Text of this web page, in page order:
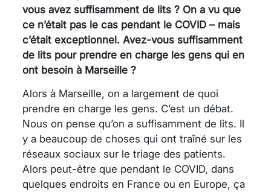
vous avez suffisamment de lits ? On a vu que
ce n’était pas le cas pendant le COVID – mais
c’était exceptionnel. Avez-vous suffisamment
de lits pour prendre en charge les gens qui en
ont besoin à Marseille ?
Alors à Marseille, on a largement de quoi
prendre en charge les gens. C’est un débat.
Nous on pense qu’on a suffisamment de lits. Il
y a beaucoup de choses qui ont traîné sur les
réseaux sociaux sur le triage des patients.
Alors peut-être que pendant le COVID, dans
quelques endroits en France ou en Europe, ça